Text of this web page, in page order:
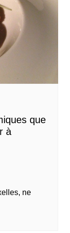
que
à
ne